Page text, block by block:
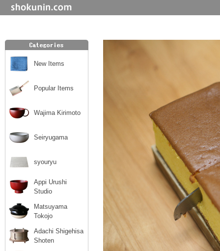
New Items
Popular Items
Wajima Kirimoto
Seiryugama
syouryu
Appi Urushi
Studio
Matsuyama
Tokojo
Adachi Shigehisa
Shoten